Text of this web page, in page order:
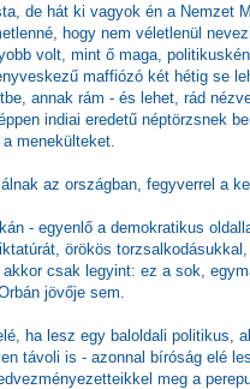
de hát ki vagyok én a Nemzet
hogy nem véletlenül
volt, mint ő maga,
maffiózó két hétig se
annak rám - és lehet, rád
indiai eredetű néptörzsnek
menekülteket.
az országban, fegyverrel a
- egyenlő a demokratikus
örökös torzsalkodásukkal,
csak legyint: ez a sok,
jövője sem.
ha lesz egy baloldali politikus,
távoli is - azonnal bíróság elé
meg a